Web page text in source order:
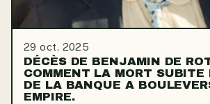
29 oct. 2025
DÉCÈS DE BENJAMIN DE
COMMENT LA MORT SUBITE
DE LA BANQUE A
EMPIRE.